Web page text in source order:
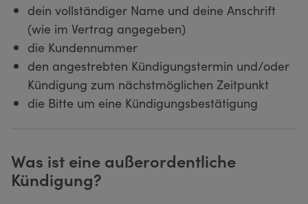
dein vollständiger Name und deine Anschrift
(wie im Vertrag angegeben)
die Kundennummer
den angestrebten Kündigungstermin und/oder
Kündigung zum nächstmöglichen Zeitpunkt
die Bitte um eine Kündigungsbestätigung
Was ist eine außerordentliche
Kündigung?